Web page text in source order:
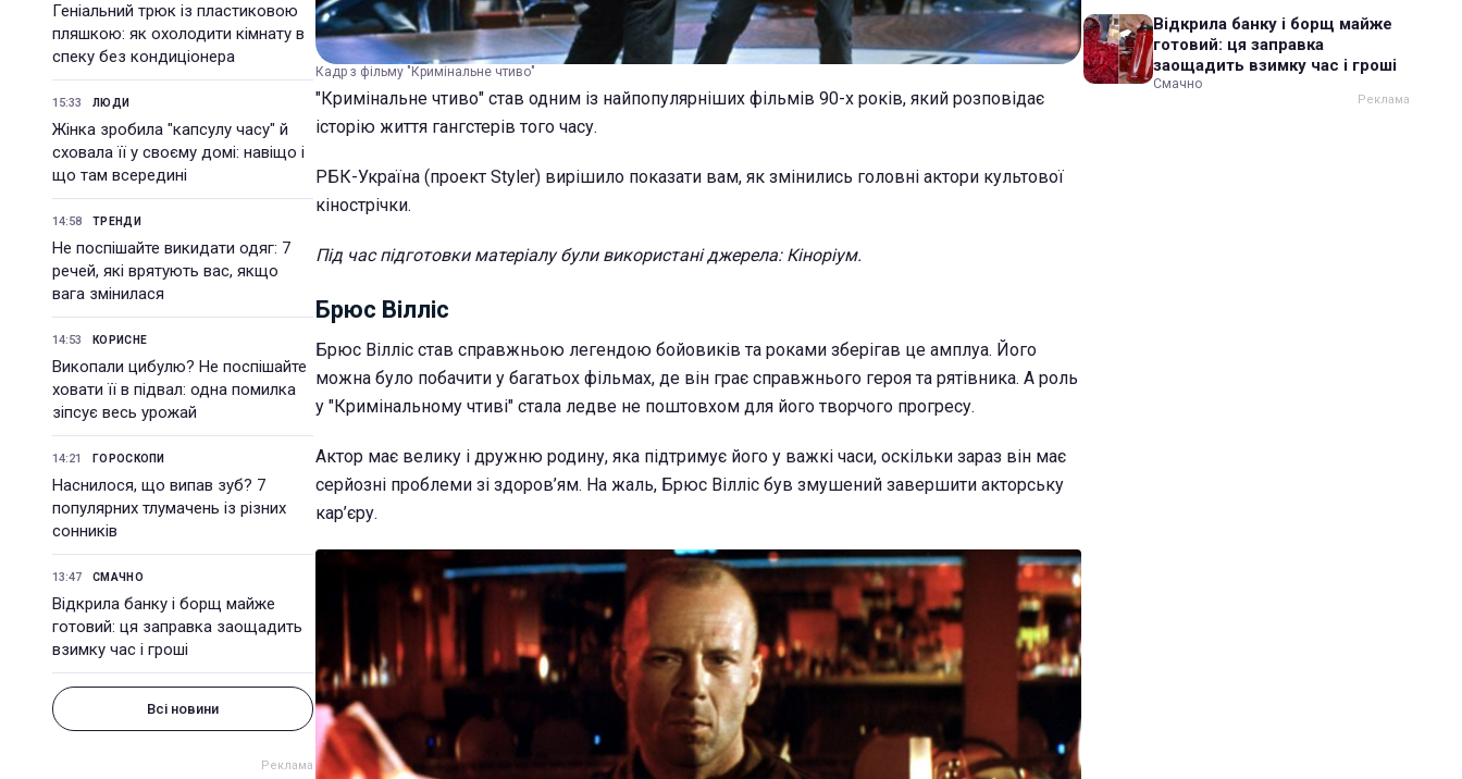
Геніальний трюк із пластиковою
пляшкою: як охолодити кімнату в
спеку без кондиціонера
15:33 ЛЮДИ
Жінка зробила "капсулу часу" й
сховала її у своєму домі: навіщо і
що там всередині
14:58 ТРЕНДИ
Не поспішайте викидати одяг: 7
речей, які врятують вас, якщо
вага змінилася
14:53 КОРИСНЕ
Викопали цибулю? Не поспішайте
ховати її в підвал: одна помилка
зіпсує весь урожай
14:21 ГОРОСКОПИ
Наснилося, що випав зуб? 7
популярних тлумачень із різних
сонників
13:47 СМАЧНО
Відкрила банку і борщ майже
готовий: ця заправка заощадить
взимку час і гроші
Всі новини
Кадр з фільму "Кримінальне чтиво"
"Кримінальне чтиво" став одним із найпопулярніших фільмів 90-х років, який розповідає
історію життя гангстерів того часу.
РБК-Україна (проект Styler) вирішило показати вам, як змінились головні актори культової
кінострічки.
Під час підготовки матеріалу були використані джерела: Кіноріум.
Брюс Вілліс
Брюс Вілліс став справжньою легендою бойовиків та роками зберігав це амплуа. Його
можна було побачити у багатьох фільмах, де він грає справжнього героя та рятівника. А роль
у "Кримінальному чтиві" стала ледве не поштовхом для його творчого прогресу.
Актор має велику і дружню родину, яка підтримує його у важкі часи, оскільки зараз він має
серйозні проблеми зі здоров’ям. На жаль, Брюс Вілліс був змушений завершити акторську
кар’єру.
Відкрила банку і борщ майже
готовий: ця заправка
заощадить взимку час і гроші
Смачно